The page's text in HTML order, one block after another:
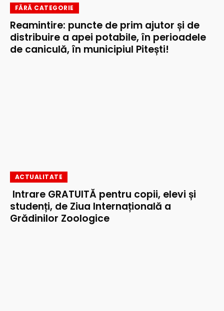
FĂRĂ CATEGORIE
Reamintire: puncte de prim ajutor și de
distribuire a apei potabile, în perioadele
de caniculă, în municipiul Pitești!
ACTUALITATE
Intrare GRATUITĂ pentru copii, elevi și
studenți, de Ziua Internațională a
Grădinilor Zoologice